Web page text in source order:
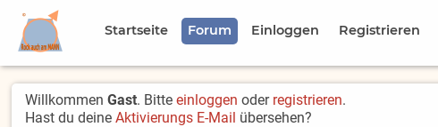
Startseite Forum Einloggen Registrieren
WillkommenGast. Bitteeinloggen oder registrieren.
Hast du deineAktivierungs E-Mail übersehen?